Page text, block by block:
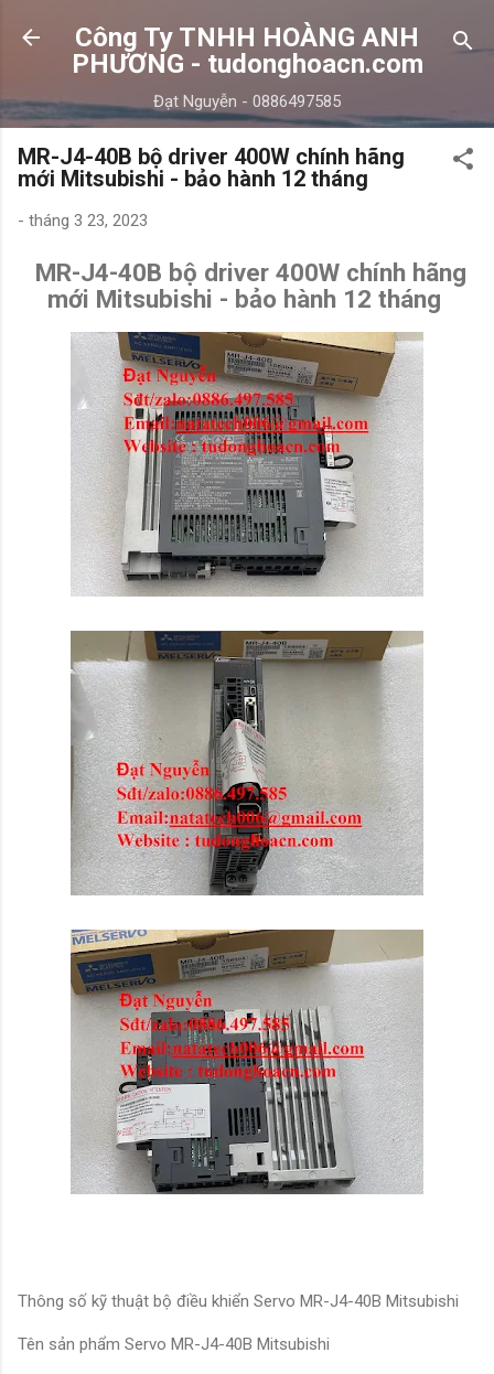
Chuyển đến nội dung chính
Công Ty TNHH HOÀNG ANH
PHƯƠNG - tudonghoacn.com
Đạt Nguyễn - 0886497585
MR-J4-40B bộ driver 400W chính hãng
mới Mitsubishi - bảo hành 12 tháng
- tháng 3 23, 2023
MR-J4-40B bộ driver 400W chính hãng
mới Mitsubishi - bảo hành 12 tháng
Thông số kỹ thuật bộ điều khiển Servo MR-J4-40B Mitsubishi
Tên sản phẩm Servo MR-J4-40B Mitsubishi